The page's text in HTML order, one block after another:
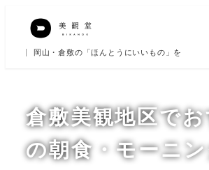
岡山・倉敷の「ほんとうにいいもの」を
倉敷美観地区で
の朝食・モーニ